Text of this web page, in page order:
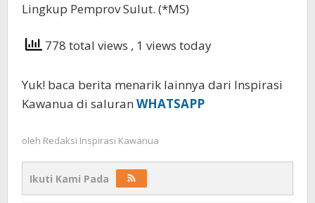
Lingkup Pemprov Sulut. (*MS)
778 total views , 1 views today
Yuk! baca berita menarik lainnya dari Inspirasi
Kawanua di saluran WHATSAPP
oleh Redaksi Inspirasi Kawanua
Ikuti Kami Pada